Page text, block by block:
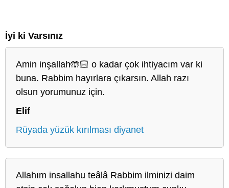
İyi ki Varsınız
Amin inşallah🤲🏻 o kadar çok ihtiyacım var ki
buna. Rabbim hayırlara çıkarsın. Allah razı
olsun yorumunuz için.
Elif
Rüyada yüzük kırılması diyanet
Allahım insallahu teâlâ Rabbim ilminizi daim